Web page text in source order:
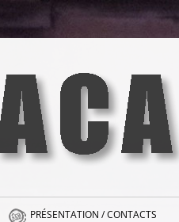
PRÉSENTATION / CONTACTS